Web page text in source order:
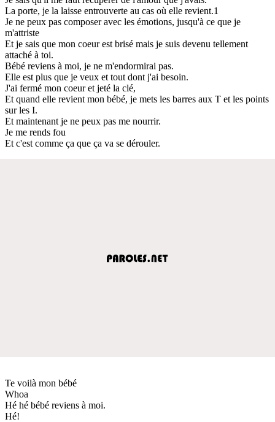
La porte, je la laisse entrouverte au cas où elle revient.1
Je ne peux pas composer avec les émotions, jusqu'à ce que je
m'attriste
Et je sais que mon coeur est brisé mais je suis devenu tellement
attaché à toi.
Bébé reviens à moi, je ne m'endormirai pas.
Elle est plus que je veux et tout dont j'ai besoin.
J'ai fermé mon coeur et jeté la clé,
Et quand elle revient mon bébé, je mets les barres aux T et les points
sur les I.
Et maintenant je ne peux pas me nourrir.
Je me rends fou
Et c'est comme ça que ça va se dérouler.
Te voilà mon bébé
Whoa
Hé hé bébé reviens à moi.
Hé!